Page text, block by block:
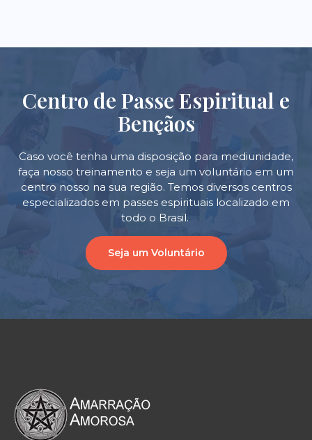
Centro de Passe Espiritual e
Bençãos
Caso você tenha uma disposição para mediunidade,
faça nosso treinamento e seja um voluntário em um
centro nosso na sua região. Temos diversos centros
especializados em passes espirituais localizado em
todo o Brasil.
Seja um Voluntário